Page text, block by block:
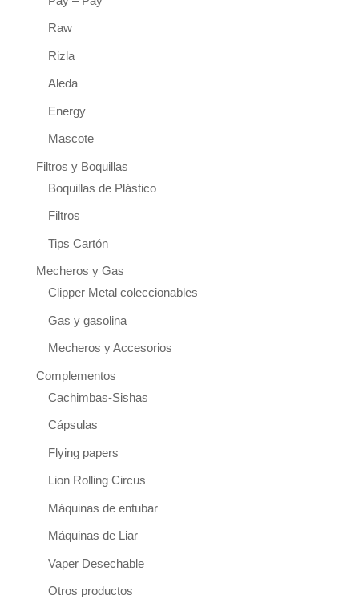
Raw
Rizla
Aleda
Energy
Mascote
Filtros y Boquillas
Boquillas de Plástico
Filtros
Tips Cartón
Mecheros y Gas
Clipper Metal coleccionables
Gas y gasolina
Mecheros y Accesorios
Complementos
Cachimbas-Sishas
Cápsulas
Flying papers
Lion Rolling Circus
Máquinas de entubar
Máquinas de Liar
Vaper Desechable
Otros productos